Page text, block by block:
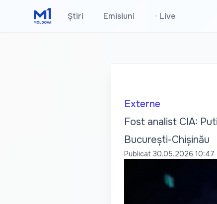
Știri Emisiuni • Live
Externe
Fost analist CIA:
București-Chișinău
Publicat 30.05.2026 10:47